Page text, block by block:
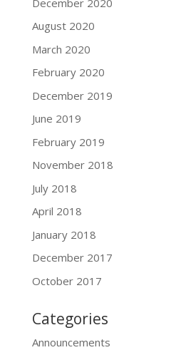
August 2020
March 2020
February 2020
December 2019
June 2019
February 2019
November 2018
July 2018
April 2018
January 2018
December 2017
October 2017
Categories
Announcements